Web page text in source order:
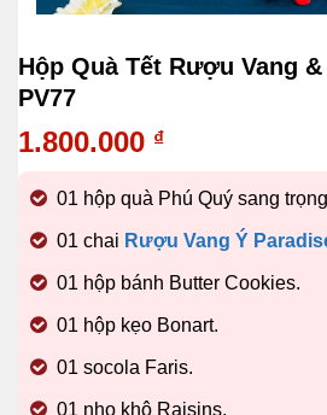
Hộp Quà Tết Rượu Vang
PV77
1.800.000 ₫
01 hộp quà Phú Quý sang
01 chai Rượu Vang Ý
01 hộp bánh Butter Cookies.
01 hộp kẹo Bonart.
01 socola Faris.
01 nho khô Raisins.